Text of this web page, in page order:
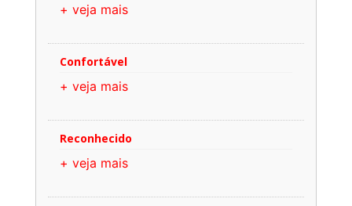
+ veja mais
Confortável
+ veja mais
Reconhecido
+ veja mais